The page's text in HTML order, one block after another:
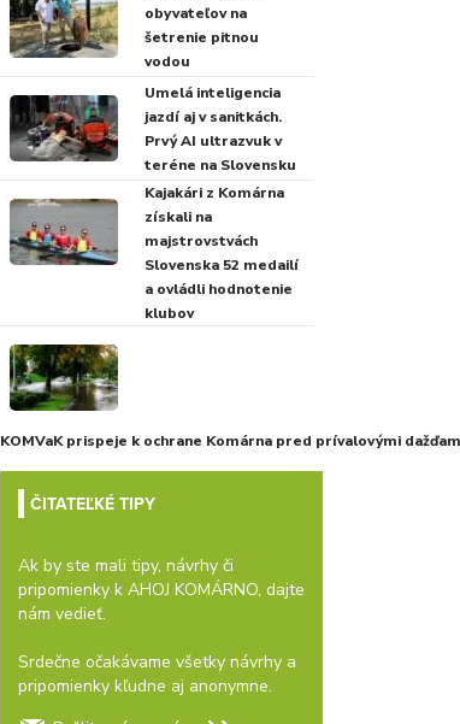
obyvateľov na
šetrenie pitnou
vodou
Umelá inteligencia
jazdí aj v sanitkách.
Prvý AI ultrazvuk v
teréne na Slovensku
Kajakári z Komárna
získali na
majstrovstvách
Slovenska 52 medailí
a ovládli hodnotenie
klubov
KOMVaK prispeje k ochrane Komárna pred prívalovými
ČITATEĽKÉ TIPY
Ak by ste mali tipy, návrhy či
pripomienky k AHOJ KOMÁRNO, dajte
nám vedieť.
Srdečne očakávame všetky návrhy a
pripomienky kľudne aj anonymne.